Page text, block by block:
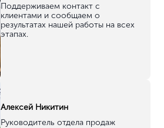
Поддерживаем контакт с
клиентами и сообщаем о
результатах нашей работы на всех
этапах.
Алексей Никитин
Руководитель отдела продаж